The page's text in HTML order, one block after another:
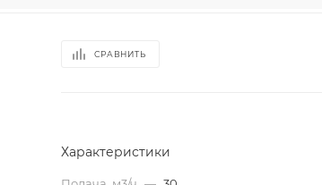
СРАВНИТЬ
Характеристики